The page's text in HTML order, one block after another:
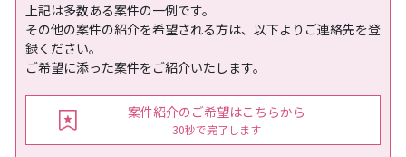
上記は多数ある案件の一例です。
その他の案件の紹介を希望される方は、以下よりご連絡先を登
録ください。
ご希望に添った案件をご紹介いたします。
案件紹介のご希望はこちらから
30秒で完了します